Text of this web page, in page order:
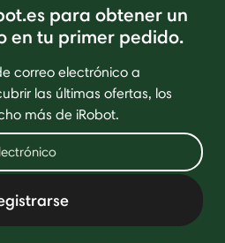
para obtener un
en tu primer pedido.
correo electrónico a
las últimas ofertas, los
más de iRobot.